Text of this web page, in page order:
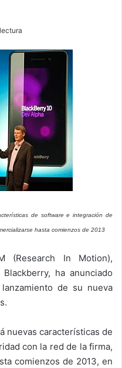
de software e integración de
hasta comienzos de 2013
(Research In Motion),
ha anunciado
de su nueva
nuevas características de
con la red de la firma,
comienzos de 2013, en